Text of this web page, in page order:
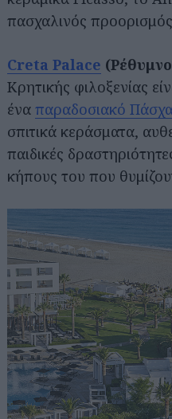
πασχαλινός
Creta Palace
Κρητικής φιλοξενίας
ένα παραδοσιακό
σπιτικά κεράσματα,
παιδικές
κήπους του που